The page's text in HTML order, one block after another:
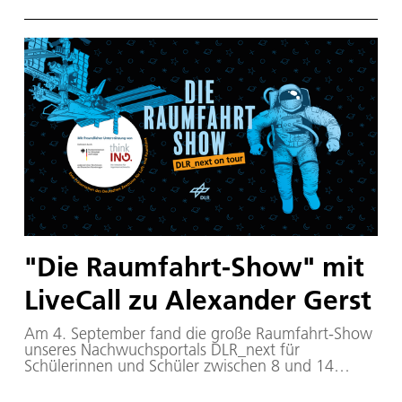
Schubmessungen durchgeführt.
"Die Raumfahrt-Show" mit
LiveCall zu Alexander Gerst
Am 4. September fand die große Raumfahrt-Show
unseres Nachwuchsportals DLR_next für
Schülerinnen und Schüler zwischen 8 und 14